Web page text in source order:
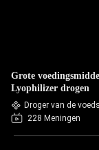
Grote
Lyophilizer drogen
Droger van de
228 Meningen